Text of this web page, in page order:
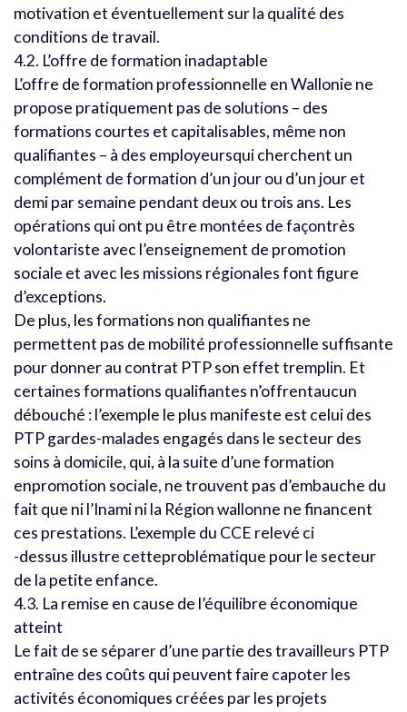
motivation et éventuellement sur la qualité des
conditions de travail.
4.2. L’offre de formation inadaptable
L’offre de formation professionnelle en Wallonie ne
propose pratiquement pas de solutions – des
formations courtes et capitalisables, même non
qualifiantes – à des employeursqui cherchent un
complément de formation d’un jour ou d’un jour et
demi par semaine pendant deux ou trois ans. Les
opérations qui ont pu être montées de façontrès
volontariste avec l’enseignement de promotion
sociale et avec les missions régionales font figure
d’exceptions.
De plus, les formations non qualifiantes ne
permettent pas de mobilité professionnelle suffisante
pour donner au contrat PTP son effet tremplin. Et
certaines formations qualifiantes n’offrentaucun
débouché : l’exemple le plus manifeste est celui des
PTP gardes-malades engagés dans le secteur des
soins à domicile, qui, à la suite d’une formation
enpromotion sociale, ne trouvent pas d’embauche du
fait que ni l’Inami ni la Région wallonne ne financent
ces prestations. L’exemple du CCE relevé ci
-dessus illustre cetteproblématique pour le secteur
de la petite enfance.
4.3. La remise en cause de l’équilibre économique
atteint
Le fait de se séparer d’une partie des travailleurs PTP
entraîne des coûts qui peuvent faire capoter les
activités économiques créées par les projets